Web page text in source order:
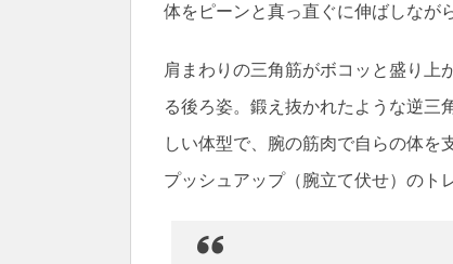
体をピーンと真っ直ぐに伸ばしなが
肩まわりの三角筋がボコッと盛り上
る後ろ姿。鍛え抜かれたような逆三
しい体型で、腕の筋肉で自らの体を
プッシュアップ（腕立て伏せ）のト